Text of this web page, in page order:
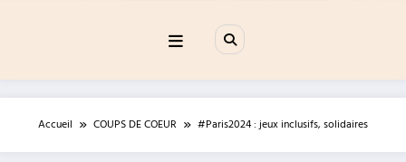
Accueil COUPS DE COEUR #Paris2024 : jeux inclusifs, solidaires